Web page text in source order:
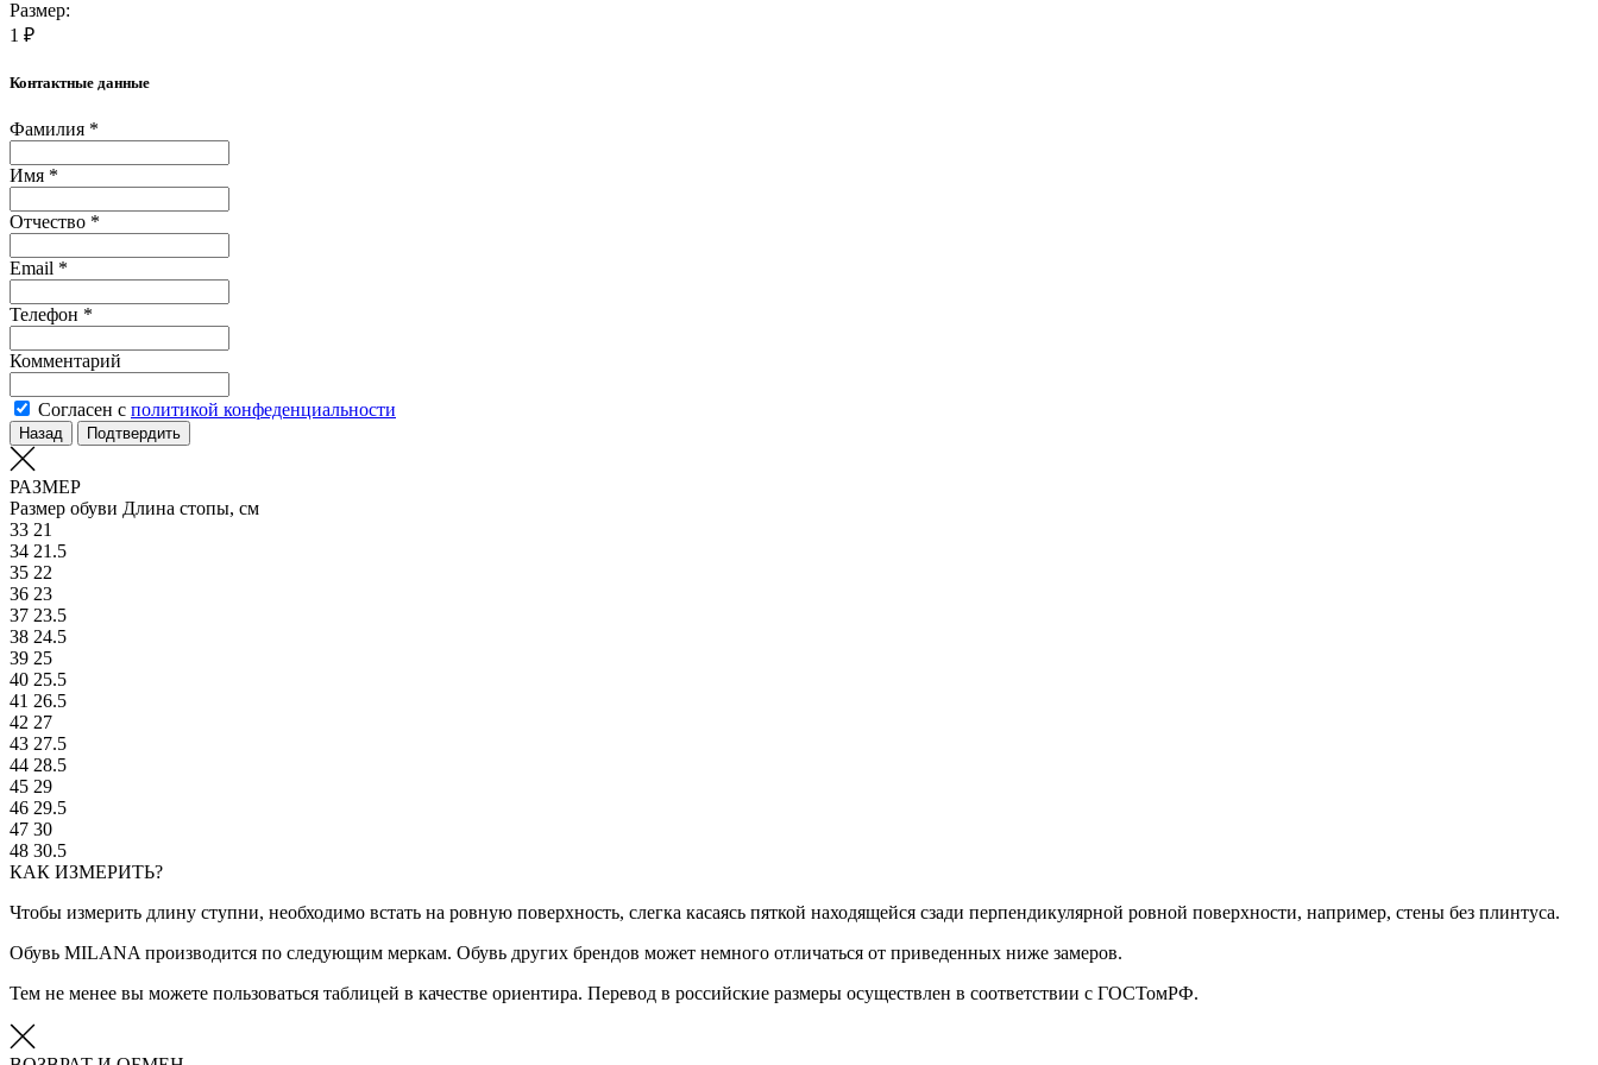
Размер:
1 ₽
Контактные данные
Фамилия *
Имя *
Отчество *
Email *
Телефон *
Комментарий
Согласен с политикой конфеденциальности
Назад Подтвердить
РАЗМЕР
Размер обуви Длина стопы, см
33 21
34 21.5
35 22
36 23
37 23.5
38 24.5
39 25
40 25.5
41 26.5
42 27
43 27.5
44 28.5
45 29
46 29.5
47 30
48 30.5
КАК ИЗМЕРИТЬ?
Чтобы измерить длину ступни, необходимо встать на ровную поверхность, слегка касаясь пяткой находящейся сзади перпендикулярной ровной поверхности, например, стены без плинтуса.
Обувь MILANA производится по следующим меркам. Обувь других брендов может немного отличаться от приведенных ниже замеров.
Тем не менее вы можете пользоваться таблицей в качестве ориентира. Перевод в российские размеры осуществлен в соответствии с ГОСТомРФ.